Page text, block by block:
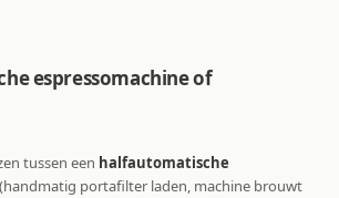
espressomachine of
tussen een halfautomatische
(handmatig portafilter laden, machine brouwt